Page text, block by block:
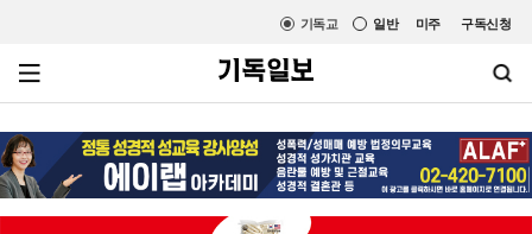
미주 구독신청
일반
기독교